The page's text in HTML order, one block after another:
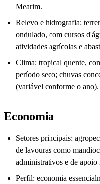
Mearim.
Relevo e hidrografia:
ondulado, com cursos
atividades agrícolas e
Clima: tropical quente,
período seco; chuvas
(variável conforme o ano).
Economia
Setores principais:
de lavouras como
administrativos e de apoio
Perfil: economia